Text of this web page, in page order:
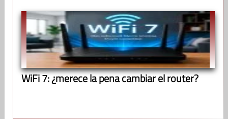
WiFi 7: ¿merece la pena cambiar el router?